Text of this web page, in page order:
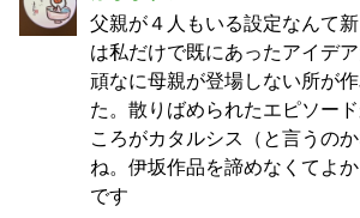
父親が４人もいる設定なんて
は私だけで既にあったアイデア
頑なに母親が登場しない所が
た。散りばめられたエピソー
ころがカタルシス（と言うの
ね。伊坂作品を諦めなくてよ
です